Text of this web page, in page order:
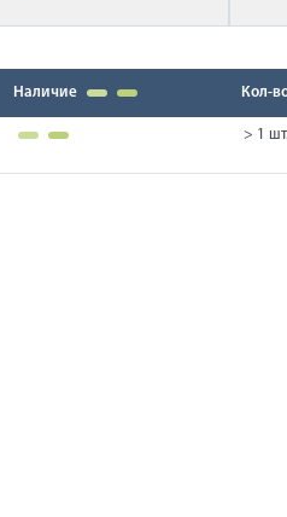
Наличие Кол-
> 1 шт.